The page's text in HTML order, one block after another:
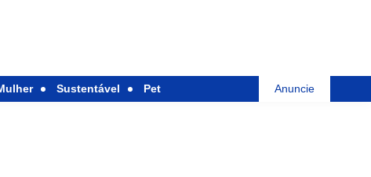
Sustentável Pet Anuncie